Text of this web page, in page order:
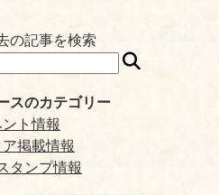
の記事を検索
スのカテゴリー
ト情報
掲載情報
タンプ情報